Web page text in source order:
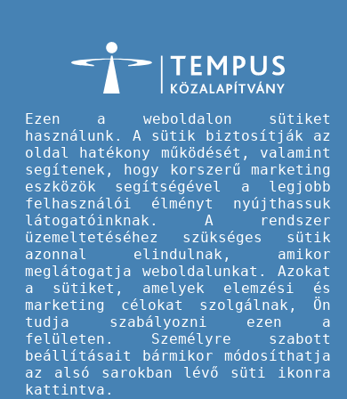
A Tempus
Ezen a weboldalon sütiket
használunk. A sütik biztosítják az
oldal hatékony működését, valamint
segítenek, hogy korszerű marketing
eszközök segítségével a legjobb
felhasználói élményt nyújthassuk
látogatóinknak. A rendszer
üzemeltetéséhez szükséges sütik
azonnal elindulnak, amikor
meglátogatja weboldalunkat. Azokat
a sütiket, amelyek elemzési és
marketing célokat szolgálnak, Ön
tudja szabályozni ezen a
felületen. Személyre szabott
beállításait bármikor módosíthatja
az alsó sarokban lévő süti ikonra
kattintva.